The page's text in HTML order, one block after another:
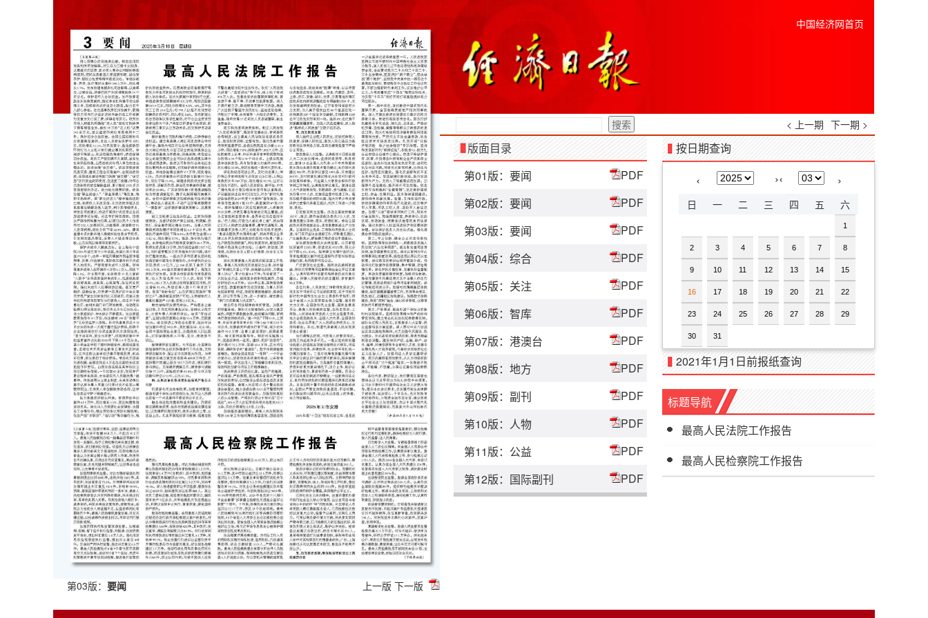
第03版： 要闻 上一版 下一版
中国经济网首页
< 上一期 下一期 >
版面目录
第01版：要闻
PDF
第02版：要闻
PDF
第03版：要闻
PDF
第04版：综合
PDF
第05版：关注
PDF
第06版：智库
PDF
第07版：港澳台
PDF
第08版：地方
PDF
第09版：副刊
PDF
第10版：人物
PDF
第11版：公益
PDF
第12版：国际副刊
PDF
按日期查询
‹ ›‹ ›
日 一 二 三 四 五 六
1
2 3 4 5 6 7 8
9 10 11 12 13 14 15
16 17 18 19 20 21 22
23 24 25 26 27 28 29
30 31
2021年1月1日前报纸查询
标题导航
最高人民法院工作报告
最高人民检察院工作报告